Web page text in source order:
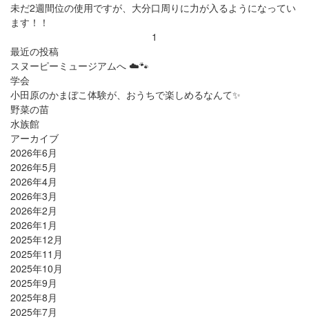
未だ2週間位の使用ですが、大分口周りに力が入るようになってい
ます！！
1
最近の投稿
スヌーピーミュージアムへ ☁️🐾
学会
小田原のかまぼこ体験が、おうちで楽しめるなんて✨
野菜の苗
水族館
アーカイブ
2026年6月
2026年5月
2026年4月
2026年3月
2026年2月
2026年1月
2025年12月
2025年11月
2025年10月
2025年9月
2025年8月
2025年7月